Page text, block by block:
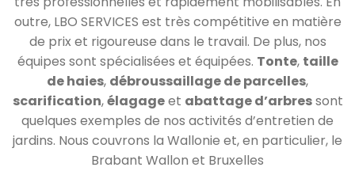
outre, LBO SERVICES est très compétitive en matière
de prix et rigoureuse dans le travail. De plus, nos
équipes sont spécialisées et équipées. Tonte, taille
de haies, débroussaillage de parcelles,
scarification,élagageet abattage d’arbressont
quelques exemples de nos activités d’entretien de
jardins. Nous couvrons la Wallonie et, en particulier, le
Brabant Wallon et Bruxelles